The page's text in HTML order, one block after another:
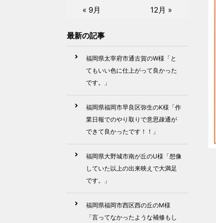
« 9月 12月 »
最新の記事
福岡県太宰府市通古賀のW様「と
てもいい色に仕上がって良かった
です。」
福岡県福岡市早良区弥生のK様「作
業日報でのやり取りで意思疎通が
できて良かったです！！」
福岡県大野城市南が丘のU様「想像
していた以上の出来映えで大満足
です。」
福岡県福岡市西区西の丘のM様
「言ってなかったような補修もし